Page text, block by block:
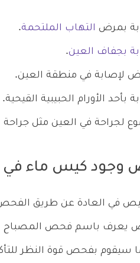
بمرض التهاب الملتحمة.
بجفاف العين.
لإصابة في منطقة العين.
بأحد الأورام الحبيبية القيحية.
لجراحة في العين مثل جراحة
وجود كيس ماء في
في العادة عن طريق
باسم فحص المصباح
سيقوم بفحص قوة النظر